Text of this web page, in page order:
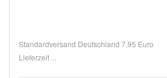
Standardversand Deutschland 7,95 Euro
Lieferzeit ...